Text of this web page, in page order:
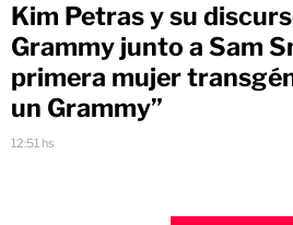
Kim Petras y su
Grammy junto a Sam
primera mujer
un Grammy”
12:51 hs